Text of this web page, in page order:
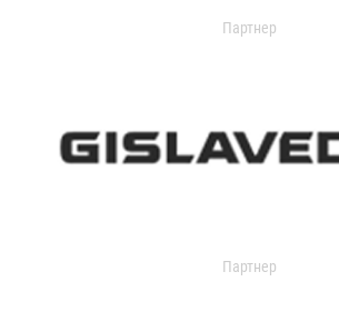
Партнер
Партнер